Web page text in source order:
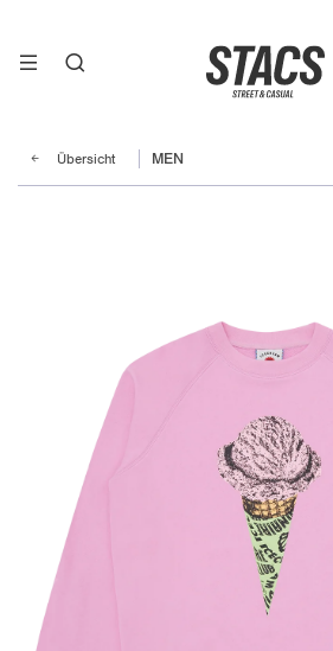
Übersicht MEN